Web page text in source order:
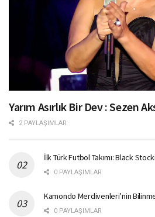
Yarım Asırlık Bir Dev : Sezen
2 PAYLAŞIMLAR
İlk Türk Futbol Takımı: Black
0 PAYLAŞIMLAR
Kamondo Merdivenleri’nin
0 PAYLAŞIMLAR